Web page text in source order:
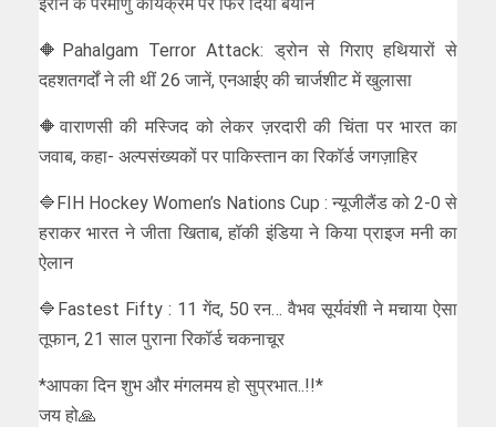
🔶Pahalgam Terror Attack: ड्रोन से गिराए हथियारों से
दहशतगर्दों ने ली थीं 26 जानें, एनआईए की चार्जशीट में खुलासा
🔶वाराणसी की मस्जिद को लेकर ज़रदारी की चिंता पर भारत का
जवाब, कहा- अल्पसंख्यकों पर पाकिस्तान का रिकॉर्ड जगज़ाहिर
🔷FIH Hockey Women’s Nations Cup : न्यूजीलैंड को 2-0 से
हराकर भारत ने जीता खिताब, हॉकी इंडिया ने किया प्राइज मनी का
ऐलान
🔷Fastest Fifty : 11 गेंद, 50 रन… वैभव सूर्यवंशी ने मचाया ऐसा
तूफान, 21 साल पुराना रिकॉर्ड चकनाचूर
*आपका दिन शुभ और मंगलमय हो सुप्रभात..!!*
जय हो🙏